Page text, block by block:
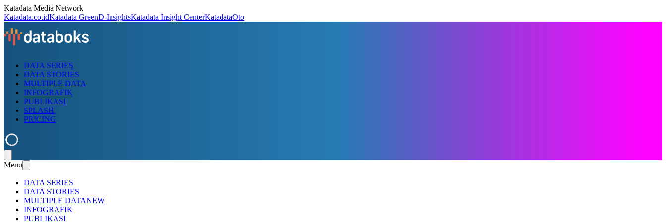
Katadata Media Network
Katadata.co.idKatadata GreenD-InsightsKatadata Insight CenterKatadataOto
DATA SERIES
DATA STORIES
MULTIPLE DATA
INFOGRAFIK
PUBLIKASI
SPLASH
PRICING
Menu
DATA SERIES
DATA STORIES
MULTIPLE DATANEW
INFOGRAFIK
PUBLIKASI